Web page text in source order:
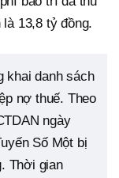
13,8 tỷ đồng.
khai danh sách
nợ thuế. Theo
ngày
Số Một bị
Thời gian